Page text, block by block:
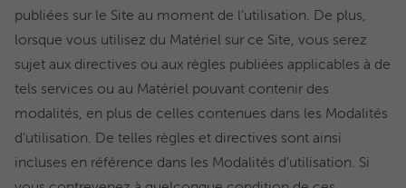
publiées sur le Site au moment de l’utilisation. De plus,
lorsque vous utilisez du Matériel sur ce Site, vous serez
sujet aux directives ou aux règles publiées applicables à de
tels services ou au Matériel pouvant contenir des
modalités, en plus de celles contenues dans les Modalités
d’utilisation. De telles règles et directives sont ainsi
incluses en référence dans les Modalités d’utilisation. Si